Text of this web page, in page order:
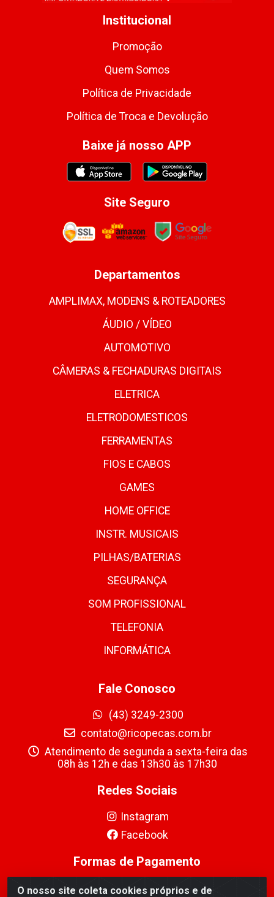
O nosso site coleta cookies próprios e de
Institucional
Promoção
Quem Somos
Política de Privacidade
Política de Troca e Devolução
Baixe já nosso APP
Site Seguro
Departamentos
AMPLIMAX, MODENS & ROTEADORES
ÁUDIO / VÍDEO
AUTOMOTIVO
CÂMERAS & FECHADURAS DIGITAIS
ELETRICA
ELETRODOMESTICOS
FERRAMENTAS
FIOS E CABOS
GAMES
HOME OFFICE
INSTR. MUSICAIS
PILHAS/BATERIAS
SEGURANÇA
SOM PROFISSIONAL
TELEFONIA
INFORMÁTICA
Fale Conosco
(43) 3249-2300
contato@ricopecas.com.br
Atendimento de segunda a sexta-feira das
08h às 12h e das 13h30 às 17h30
Redes Sociais
Instagram
Facebook
Formas de Pagamento